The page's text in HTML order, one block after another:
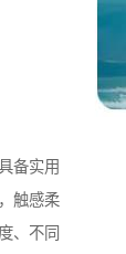
备实用
触感柔
、不同